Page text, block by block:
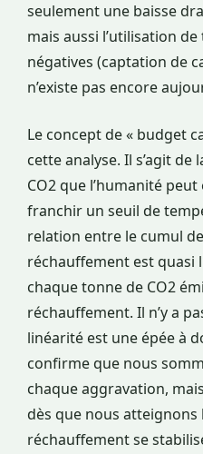
seulement une baisse
mais aussi l’utilisation
négatives (captation de
n’existe pas encore
Le concept de « budget
cette analyse. Il s’agit
CO2 que l’humanité
franchir un seuil de
relation entre le cumul
réchauffement est quasi
chaque tonne de CO2
réchauffement. Il n’y a
linéarité est une épée à
confirme que nous
chaque aggravation,
dès que nous atteignons
réchauffement se